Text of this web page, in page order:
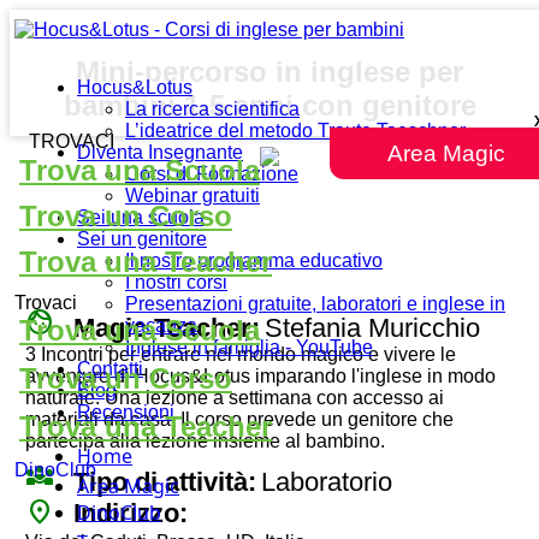
Hocus&Lotus
La ricerca scientifica
L’ideatrice del metodo Traute Taeschner
Diventa Insegnante
Corsi di Formazione
Webinar gratuiti
Sei una scuola
Sei un genitore
Il nostro programma educativo
I nostri corsi
Presentazioni gratuite, laboratori e inglese in
vacanza
Inglese in famiglia - YouTube
Contatti
Blog
Recensioni
Home
Area Magic
DinoClub
Area Magic
TROVACI
Trova una Scuola
Trova un Corso
Trova una Teacher
Trovaci
Trova una Scuola
Trova un Corso
Trova una Teacher
DinoClub
Mini-percorso in inglese per
bambini 1-5 anni con genitore
face Magic Teacher: Stefania Muricchio
3 Incontri per entrare nel mondo magico e vivere le
avventure di Hocus&Lotus imparando l'inglese in modo
naturale. Una lezione a settimana con accesso ai
materiali da casa. Il corso prevede un genitore che
partecipa alla lezione insieme al bambino.
diversity_3 Tipo di attività: Laboratorio
place Indirizzo: